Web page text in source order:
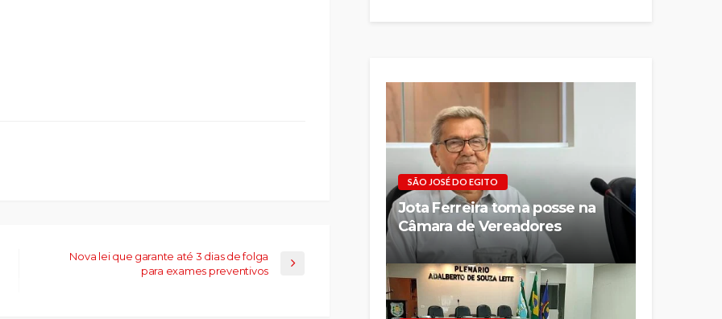
Nova lei que garante até 3 dias de folga
para exames preventivos
SÃO JOSÉ DO EGITO
Jota Ferreira toma posse na
Câmara de Vereadores